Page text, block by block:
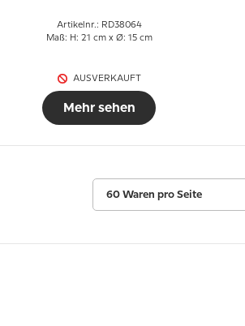
Artikelnr.: RD38064
Maß: H: 21 cm x Ø: 15 cm
AUSVERKAUFT
Mehr sehen
60 Waren pro Seite